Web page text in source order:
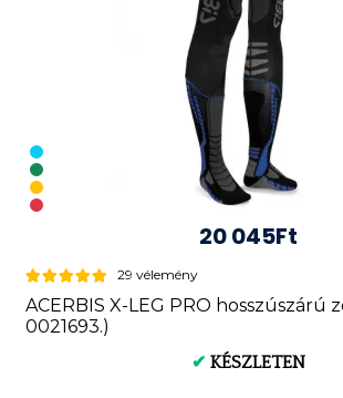
20 045Ft
29 vélemény
ACERBIS X-LEG PRO hosszúszárú
0021693.)
✔ KÉSZLETEN